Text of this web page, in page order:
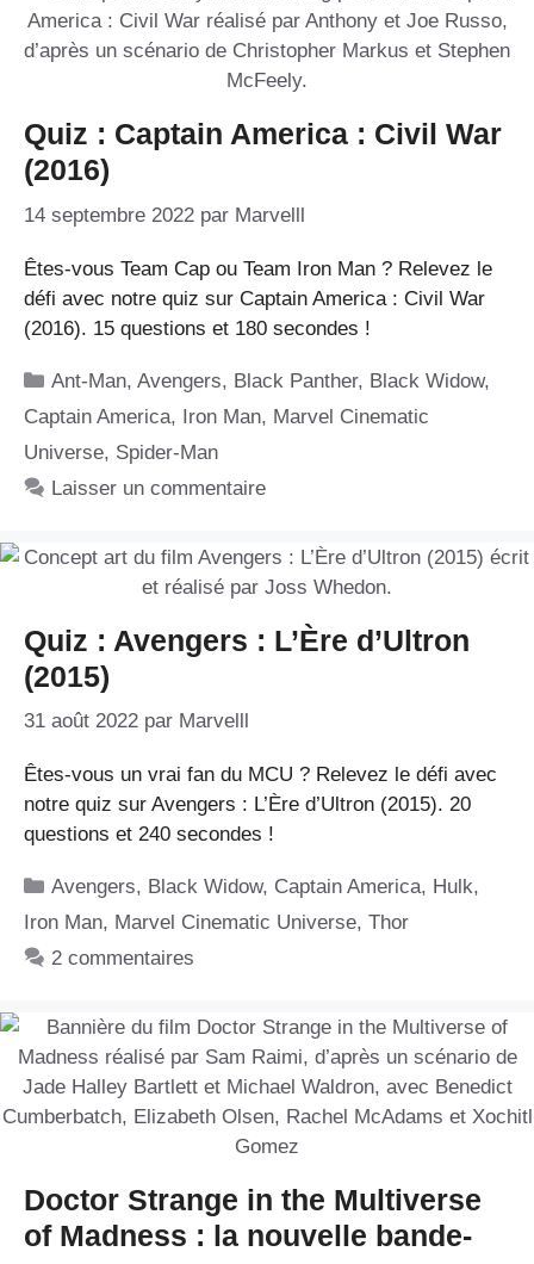
Quiz : Captain America : Civil War
(2016)
14 septembre 2022 par Marvelll
Êtes-vous Team Cap ou Team Iron Man ? Relevez le
défi avec notre quiz sur Captain America : Civil War
(2016). 15 questions et 180 secondes !
Catégories
Ant-Man,Avengers, Black Panther, Black Widow,
Captain America, Iron Man, Marvel Cinematic
Universe, Spider-Man
Laisser un commentaire
Quiz : Avengers : L’Ère d’Ultron
(2015)
31 août 2022 par Marvelll
Êtes-vous un vrai fan du MCU ? Relevez le défi avec
notre quiz sur Avengers : L’Ère d’Ultron (2015). 20
questions et 240 secondes !
Catégories
Avengers, Black Widow, Captain America, Hulk,
Iron Man, Marvel Cinematic Universe, Thor
2 commentaires
Doctor Strange in the Multiverse
of Madness : la nouvelle bande-